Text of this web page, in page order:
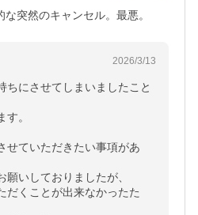
突然のキャンセル。最悪。
2026/3/13
ちにさせてしまいましたこと
。
せていただきたい事項があ
いしておりましたが、
だくことが出来なかったた